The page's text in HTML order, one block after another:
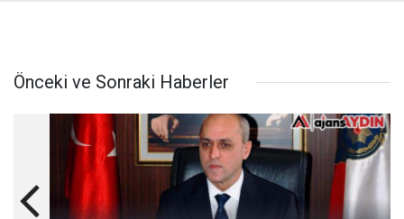
Önceki ve Sonraki Haberler